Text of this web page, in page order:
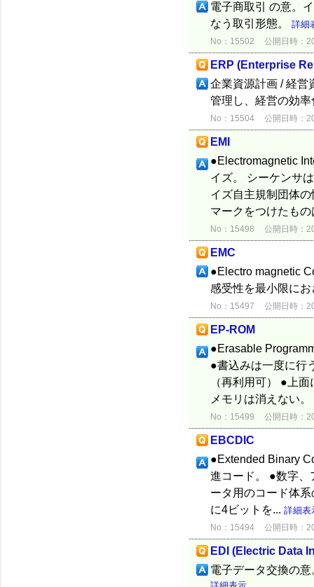
電子商取引 の意。
なう取引形態。 詳細
No：15502 公開日時：
ERP (Enterprise
企業資源計画 / 経営
管理し、経営の効
No：15504 公開日時：
EMI
●Electromagnetic
イズ。 シーケンサ
イズ自主規制団体
マークをつけたも
No：15498 公開日時：
EMC
●Electro magnetic
感受性を最小限に
No：15497 公開日時：
EP-ROM
●Erasable
●書込みは一度に行
（再利用可） ●上
メモリは消えない。
No：15499 公開日時：
EBCDIC
●Extended Binary
進コード。 ●数字、
ータ用のコード体
に4ビットを... 詳細表
No：15494 公開日時：
EDI (Electric Data
電子データ交換の